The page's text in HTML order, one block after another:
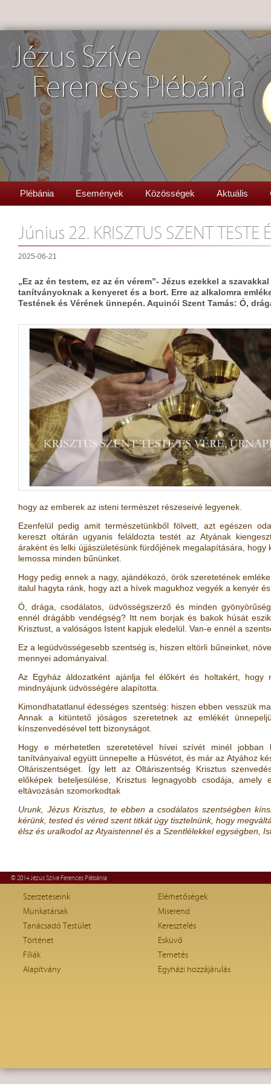
Jézus Szíve
Ferences Plébánia
Plébánia Események Közösségek Aktuális
Június 22. KRISZTUS SZENT TESTE
2025-06-21
„Ez az én testem, ez az én vérem”- Jézus ezekkel a
tanítványoknak a kenyeret és a bort. Erre az alkalomra
Testének és Vérének ünnepén. Aquinói Szent Tamás: Ó,
hogy az emberek az isteni természet részeseivé legyenek.
Ezenfelül pedig amit természetünkből fölvett, azt egészen
kereszt oltárán ugyanis feláldozta testét az Atyának
áraként és lelki újjászületésünk fürdőjének megalapítására,
lemossa minden bűnünket.
Hogy pedig ennek a nagy, ajándékozó, örök szeretetének
italul hagyta ránk, hogy azt a hívek magukhoz vegyék a kenyér
Ó, drága, csodálatos, üdvösségszerző és minden
ennél drágább vendégség? Itt nem borjak és bakok húsát
Krisztust, a valóságos Istent kapjuk eledelül. Van-e ennél a
Ez a legüdvösségesebb szentség is, hiszen eltörli bűneinket,
mennyei adományaival.
Az Egyház áldozatként ajánlja fel élőkért és holtakért, hogy
mindnyájunk üdvösségére alapította.
Kimondhatatlanul édességes szentség: hiszen ebben vesszük
Annak a kitüntető jóságos szeretetnek az emlékét
kínszenvedésével tett bizonyságot.
Hogy e mérhetetlen szeretetével hívei szívét minél
tanítványaival együtt ünnepelte a Húsvétot, és már az Atyához
Oltáriszentséget. Így lett az Oltáriszentség Krisztus
előképek beteljesülése, Krisztus legnagyobb csodája, amely
eltávozásán szomorkodtak
Urunk, Jézus Krisztus, te ebben a csodálatos szentségben
kérünk, tested és véred szent titkát úgy tisztelnünk, hogy
élsz és uralkodol az Atyaistennel és a Szentlélek­kel egységben,
© 2014 Jézus Szíve Ferences Plébánia
Szerzeteseink
Munkatársak
Tanácsadó Testület
Történet
Fíliák
Alapítvány
Elérhetőségek
Miserend
Keresztelés
Esküvő
Temetés
Egyházi hozzájárulás